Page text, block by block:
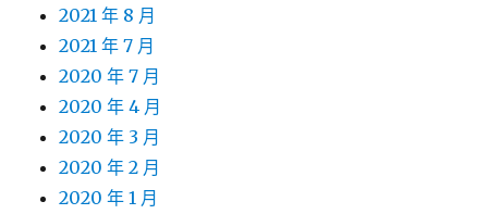
2021 年 8 月
2021 年 7 月
2020 年 7 月
2020 年 4 月
2020 年 3 月
2020 年 2 月
2020 年 1 月